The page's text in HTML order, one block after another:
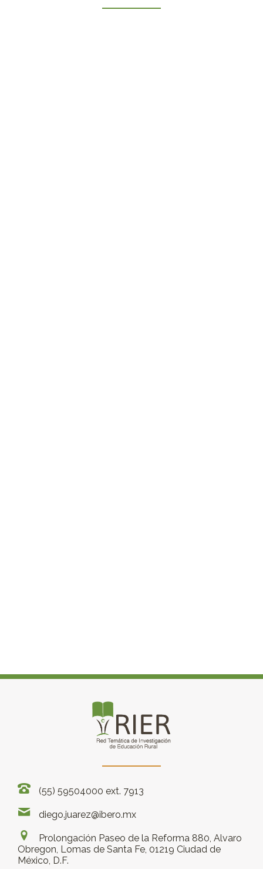
(55) 59504000 ext. 7913
diego.juarez@ibero.mx
Prolongación Paseo de la Reforma 880, Alvaro
Obregon, Lomas de Santa Fe, 01219 Ciudad de
México, D.F.